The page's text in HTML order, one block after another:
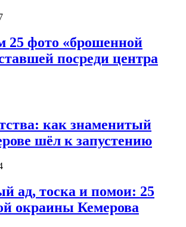
25 фото «брошенной
посреди центра
как знаменитый
шёл к запустению
ад, тоска и помои: 25
окраины Кемерова